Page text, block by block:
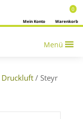
Warenkorb
0
Mein Konto
Menü
Druckluft/ Steyr